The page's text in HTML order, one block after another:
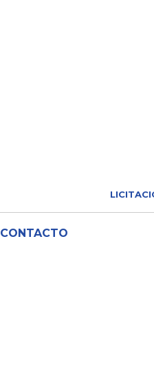
CONTACTO